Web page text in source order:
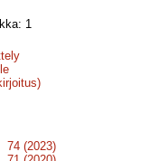
1
74 (2023)